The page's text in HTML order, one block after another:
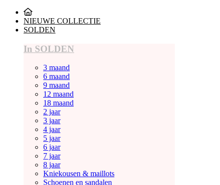
NIEUWE COLLECTIE
SOLDEN
In SOLDEN
3 maand
6 maand
9 maand
12 maand
18 maand
2 jaar
3 jaar
4 jaar
5 jaar
6 jaar
7 jaar
8 jaar
Kniekousen & maillots
Schoenen en sandalen